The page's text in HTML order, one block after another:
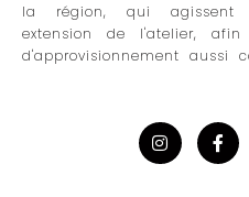
la région, qui
extension de l'atelier,
d'approvisionnement aussi